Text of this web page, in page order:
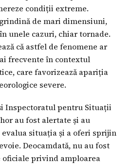
condiții extreme.
de mari dimensiuni,
unele cazuri, chiar tornade.
că astfel de fenomene ar
frecvente în contextul
care favorizează apariția
severe.
Inspectoratul pentru Situații
au fost alertate și au
situația și a oferi sprijin
Deocamdată, nu au fost
privind amploarea